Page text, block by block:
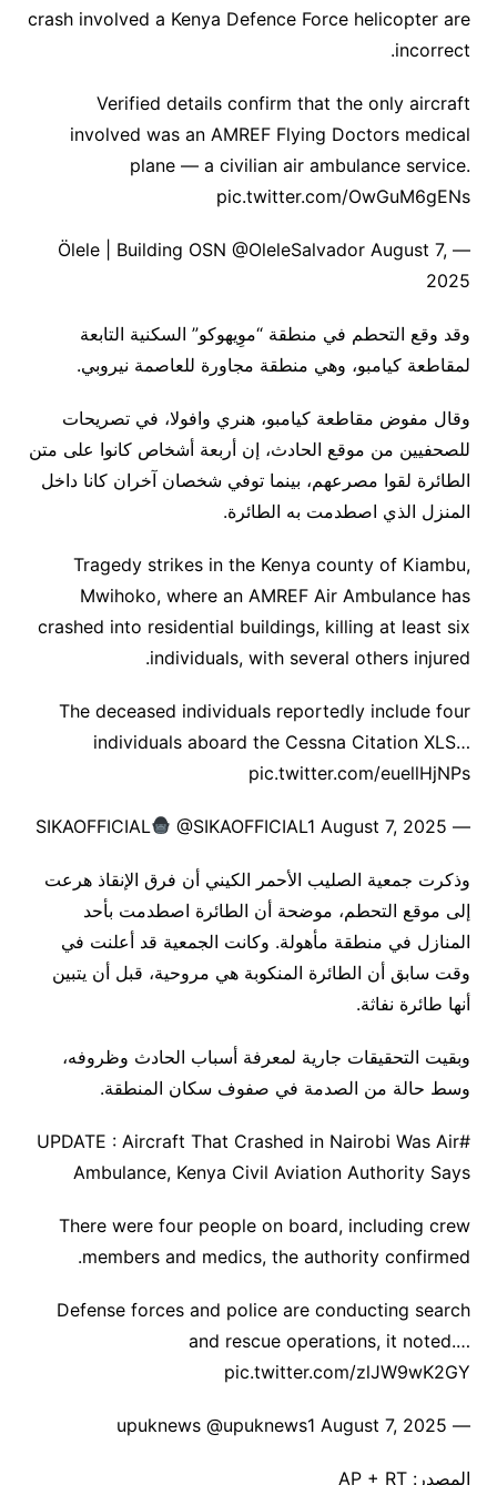
crash involved a Kenya Defence Force helicopter are
incorrect.
Verified details confirm that the only aircraft
involved was an AMREF Flying Doctors medical
plane — a civilian air ambulance service.
pic.twitter.com/OwGuM6gENs
— Ölele | Building OSN @OleleSalvador August 7,
2025
وقد وقع التحطم في منطقة “موِيهوكو” السكنية التابعة
لمقاطعة كيامبو، وهي منطقة مجاورة للعاصمة نيروبي.
وقال مفوض مقاطعة كيامبو، هنري وافولا، في تصريحات
للصحفيين من موقع الحادث، إن أربعة أشخاص كانوا على متن
الطائرة لقوا مصرعهم، بينما توفي شخصان آخران كانا داخل
المنزل الذي اصطدمت به الطائرة.
Tragedy strikes in the Kenya county of Kiambu,
Mwihoko, where an AMREF Air Ambulance has
crashed into residential buildings, killing at least six
individuals, with several others injured.
The deceased individuals reportedly include four
individuals aboard the Cessna Citation XLS…
pic.twitter.com/euellHjNPs
— SIKAOFFICIAL
@SIKAOFFICIAL1 August 7, 2025
وذكرت جمعية الصليب الأحمر الكيني أن فرق الإنقاذ هرعت
إلى موقع التحطم، موضحة أن الطائرة اصطدمت بأحد
المنازل في منطقة مأهولة. وكانت الجمعية قد أعلنت في
وقت سابق أن الطائرة المنكوبة هي مروحية، قبل أن يتبين
أنها طائرة نفاثة.
وبقيت التحقيقات جارية لمعرفة أسباب الحادث وظروفه،
وسط حالة من الصدمة في صفوف سكان المنطقة.
#UPDATE : Aircraft That Crashed in Nairobi Was Air
Ambulance, Kenya Civil Aviation Authority Says
There were four people on board, including crew
members and medics, the authority confirmed.
Defense forces and police are conducting search
and rescue operations, it noted.…
pic.twitter.com/zlJW9wK2GY
— upuknews @upuknews1 August 7, 2025
المصدر: AP + RT